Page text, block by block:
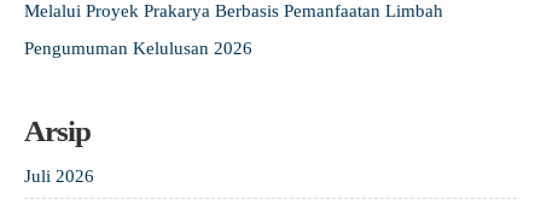
Melalui Proyek Prakarya Berbasis Pemanfaatan Limbah
Pengumuman Kelulusan 2026
Arsip
Juli 2026